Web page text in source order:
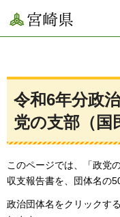
宮崎県
令和6年分政
党の支部（国
このページでは、「政党
収支報告書を、団体名の
政治団体名をクリックす